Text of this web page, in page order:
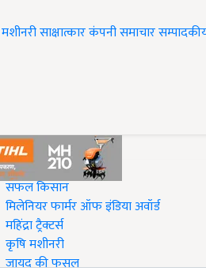
मशीनरीसाक्षात्कारकंपनी समाचार
on Krishi Jagran
सफल किसान
मिलेनियर फार्मर ऑफ इंडिया अवॉर्ड
महिंद्रा ट्रैक्टर्स
कृषि मशीनरी
जायद की फसल